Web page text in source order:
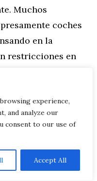
experience,
and analyze our
consent to our use of
Accept All
Muchos
coches
en la
restricciones en
en el futuro.
El comprador
de las
saber el historial
los